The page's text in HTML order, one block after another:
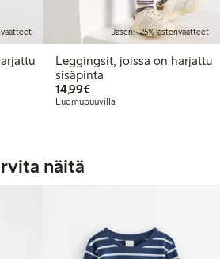
Jäsen: -25% lastenvaatteet
Leggingsit, joissa on harjattu
sisäpinta
14,99€14,99 €
Luomupuuvilla
näitä